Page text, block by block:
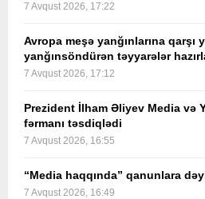
7 Avqust 2026, 17:22
Avropa meşə yanğınlarına qarşı
yanğınsöndürən təyyarələr
7 Avqust 2026, 17:12
Prezident İlham Əliyev Media və
fərmanı təsdiqlədi
7 Avqust 2026, 16:55
“Media haqqında” qanunlara
7 Avqust 2026, 16:49